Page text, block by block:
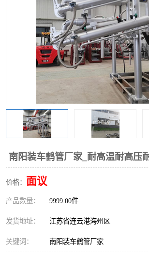
南阳装车鹤管厂家_耐高温耐高压
价格： 面议
产品数量： 9999.00件
发货地址： 江苏省连云港海州区
关键词： 南阳装车鹤管厂家